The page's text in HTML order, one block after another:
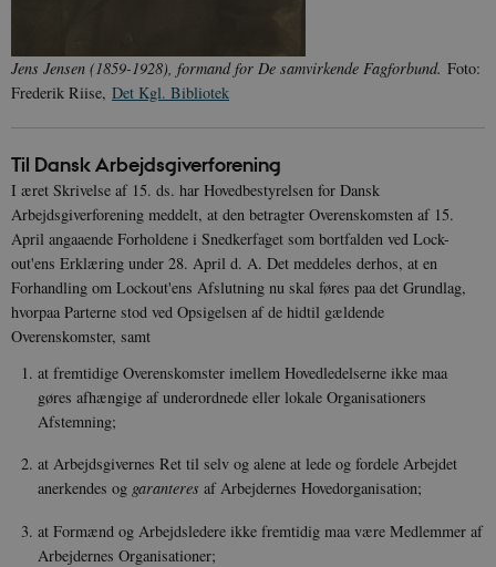
Jens Jensen (1859-1928), formand for De samvirkende Fagforbund. Foto:
Frederik Riise, Det Kgl. Bibliotek
Til Dansk Arbejdsgiverforening
I æret Skrivelse af 15. ds. har Hovedbestyrelsen for Dansk
Arbejdsgiverforening meddelt, at den betragter Overenskomsten af 15.
April angaaende Forholdene i Snedkerfaget som bortfalden ved Lock-
out'ens Erklæring under 28. April d. A. Det meddeles derhos, at en
Forhandling om Lockout'ens Afslutning nu skal føres paa det Grundlag,
hvorpaa Parterne stod ved Opsigelsen af de hidtil gældende
Overenskomster, samt
at fremtidige Overenskomster imellem Hovedledelserne ikke maa
gøres afhængige af underordnede eller lokale Organisationers
Afstemning;
at Arbejdsgivernes Ret til selv og alene at lede og fordele Arbejdet
anerkendes og garanteresaf Arbejdernes Hovedorganisation;
at Formænd og Arbejdsledere ikke fremtidig maa være Medlemmer af
Arbejdernes Organisationer;